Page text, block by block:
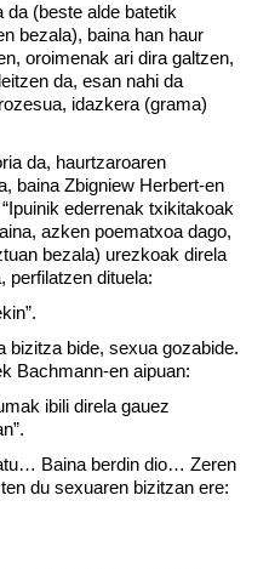
da (beste alde batetik
bezala), baina han haur
oroimenak ari dira galtzen,
da, esan nahi da
idazkera (grama)
da, haurtzaroaren
baina Zbigniew Herbert-en
ederrenak txikitakoak
azken poematxoa dago,
bezala) urezkoak direla
perfilatzen dituela:
bizitza bide, sexua gozabide.
Bachmann-en aipuan:
ibili direla gauez
Baina berdin dio… Zeren
du sexuaren bizitzan ere: